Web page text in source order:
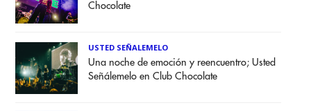
Chocolate
USTED SEÑALEMELO
Una noche de emoción y reencuentro; Usted
Señálemelo en Club Chocolate